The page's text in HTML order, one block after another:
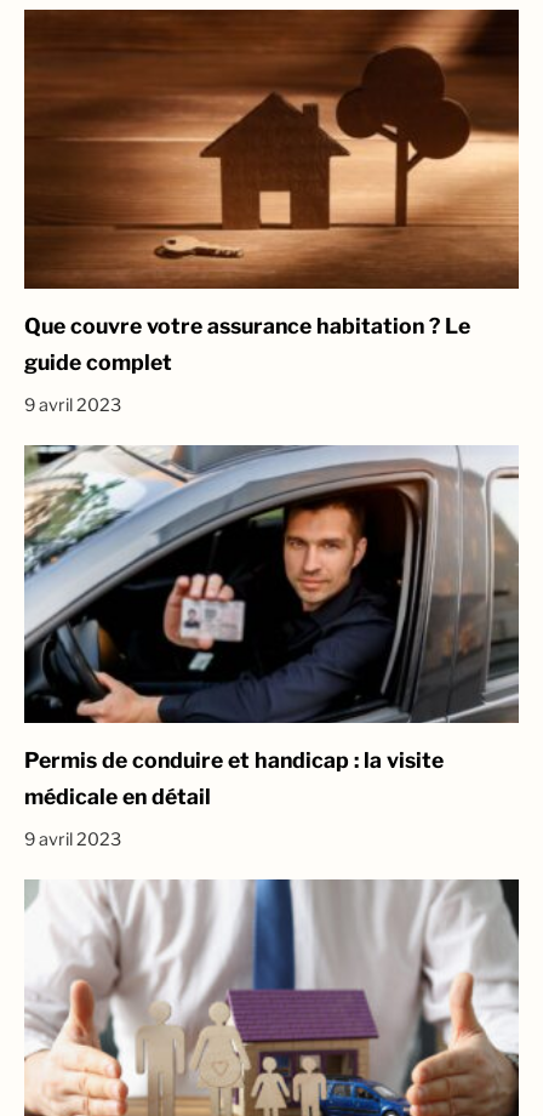
Que couvre votre assurance habitation ? Le
guide complet
9 avril 2023
Permis de conduire et handicap : la visite
médicale en détail
9 avril 2023